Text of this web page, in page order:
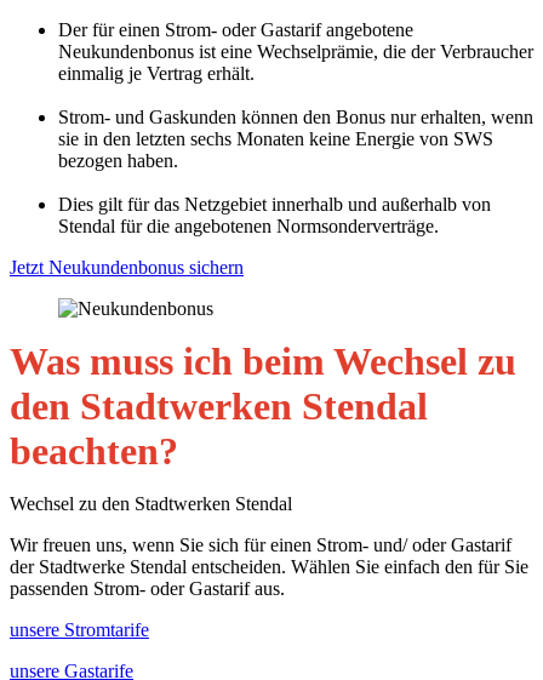
Der für einen Strom- oder Gastarif angebotene
Neukundenbonus ist eine Wechselprämie, die der Verbraucher
einmalig je Vertrag erhält.
Strom- und Gaskunden können den Bonus nur erhalten, wenn
sie in den letzten sechs Monaten keine Energie von SWS
bezogen haben.
Dies gilt für das Netzgebiet innerhalb und außerhalb von
Stendal für die angebotenen Normsonderverträge.
Jetzt Neukundenbonus sichern
Was muss ich beim Wechsel zu
den Stadtwerken Stendal
beachten?
Wechsel zu den Stadtwerken Stendal
Wir freuen uns, wenn Sie sich für einen Strom- und/ oder Gastarif
der Stadtwerke Stendal entscheiden. Wählen Sie einfach den für Sie
passenden Strom- oder Gastarif aus.
unsere Stromtarife
unsere Gastarife